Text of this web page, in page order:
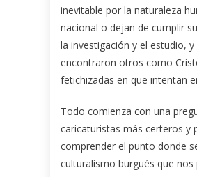
inevitable por la naturaleza
nacional o dejan de cumplir
la investigación y el estudio,
encontraron otros como
fetichizadas en que intentan
Todo comienza con una
caricaturistas más certeros y
comprender el punto donde
culturalismo burgués que